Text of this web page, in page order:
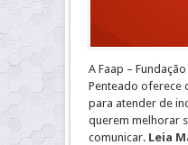
A Faap –
Penteado oferece
para atender de
querem melhorar
comunicar. Leia